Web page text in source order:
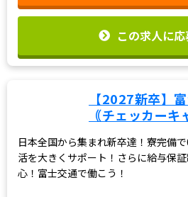
この求人に
【2027新卒】
｟チェッカーキ
日本全国から集まれ新卒達！寮完備
活を大きくサポート！さらに給与保
心！富士交通で働こう！